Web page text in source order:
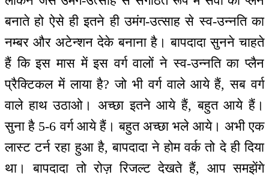
बनाते हो ऐसे ही इतने ही उमंग-उत्साह से स्व-उन्नति का
नम्बर और अटेन्शन देके बनाना है। बापदादा सुनने चाहते
हैं कि इस मास में इस वर्ग वालों ने स्व-उन्नति का प्लैन
प्रैक्टिकल में लाया है? जो भी वर्ग वाले आये हैं, सब वर्ग
वाले हाथ उठाओ। अच्छा इतने आये हैं, बहुत आये हैं।
सुना है 5-6 वर्ग आये हैं। बहुत अच्छा भले आये। अभी एक
लास्ट टर्न रहा हुआ है, बापदादा ने होम वर्क तो दे ही दिया
था। बापदादा तो रोज़ रिजल्ट देखते हैं, आप समझेंगे